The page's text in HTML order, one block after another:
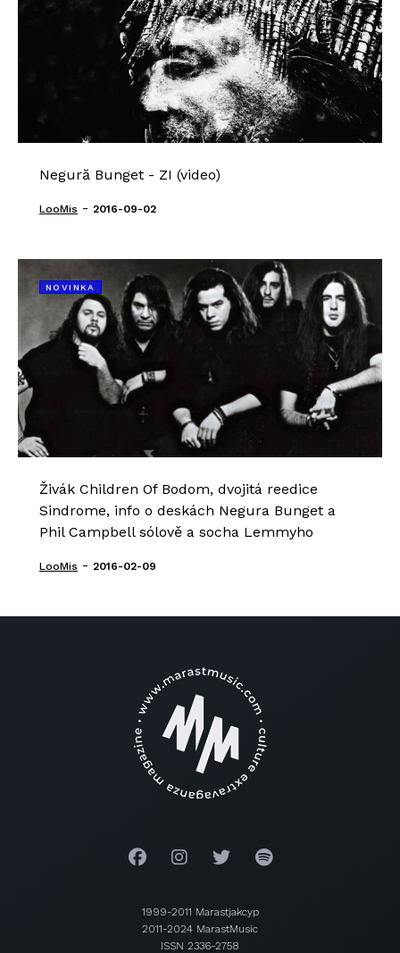
Negură Bunget - ZI (video)
LooMis - 2016-09-02
NOVINKA
Živák Children Of Bodom, dvojitá reedice
Sindrome, info o deskách Negura Bunget a
Phil Campbell sólově a socha Lemmyho
LooMis - 2016-02-09
1999-2011 Marastjakcyp
2011-2024 MarastMusic
ISSN 2336-2758